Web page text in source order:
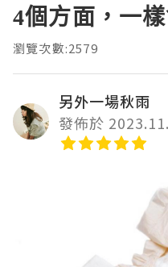
4個方面，一
瀏覽次數:2579
另外一場秋雨
發佈於